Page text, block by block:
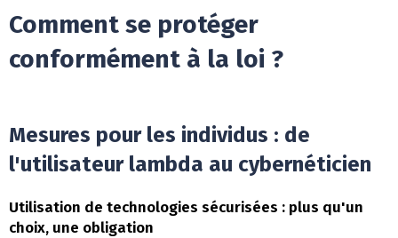
Comment se protéger
conformément à la loi ?
Mesures pour les individus : de
l'utilisateur lambda au cybernéticien
Utilisation de technologies sécurisées : plus qu'un
choix, une obligation